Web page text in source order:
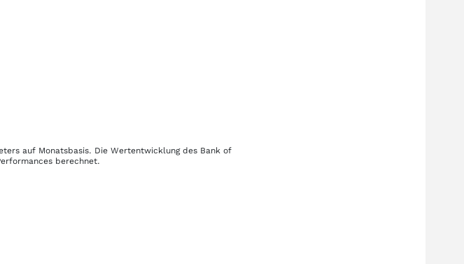
auf Monatsbasis. Die Wertentwicklung des Bank of
berechnet.